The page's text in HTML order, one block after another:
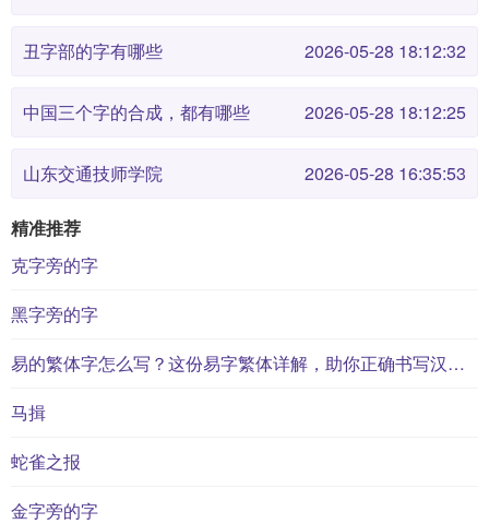
丑字部的字有哪些 2026-05-28 18:12:32
中国三个字的合成，都有哪些 2026-05-28 18:12:25
山东交通技师学院 2026-05-28 16:35:53
精准推荐
克字旁的字
黑字旁的字
易的繁体字怎么写？这份易字繁体详解，助你正确书写汉字_汉字繁体学习
马揖
蛇雀之报
金字旁的字